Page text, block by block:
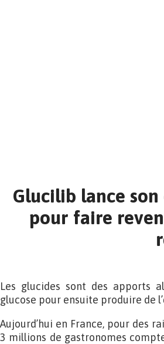
Glucilib lance
pour faire
Les glucides sont des apports
glucose pour ensuite produire de
Aujourd’hui en France, pour des
3 millions de gastronomes